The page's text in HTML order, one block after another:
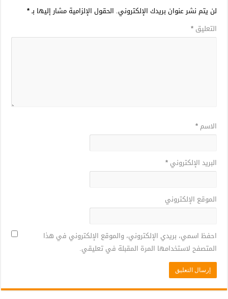
لن يتم نشر عنوان بريدك الإلكتروني. الحقول الإلزامية مشار إليها بـ*
التعليق*
الاسم*
البريد الإلكتروني*
الموقع الإلكتروني
احفظ اسمي، بريدي الإلكتروني، والموقع الإلكتروني في هذا
المتصفح لاستخدامها المرة المقبلة في تعليقي.